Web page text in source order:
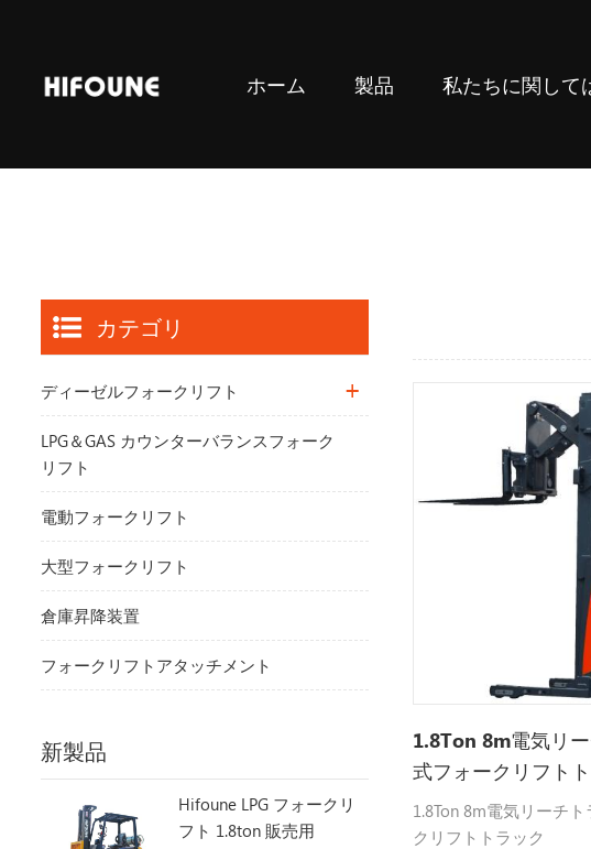
ホーム 製品 私たちに関して
1.8Ton 8m電気リ
式フォークリフト
1.8Ton 8m電気リーチ
クリフトトラック
カテゴリ
ディーゼルフォークリフト
LPG＆GAS カウンターバランスフォーク
リフト
電動フォークリフト
大型フォークリフト
倉庫昇降装置
フォークリフトアタッチメント
新製品
Hifoune LPG フォークリ
フト 1.8ton 販売用